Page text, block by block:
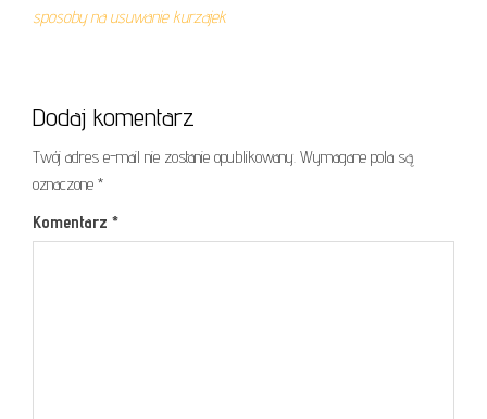
sposoby na usuwanie kurzajek
Dodaj komentarz
Twój adres e-mail nie zostanie opublikowany. Wymagane pola są
oznaczone *
Komentarz *